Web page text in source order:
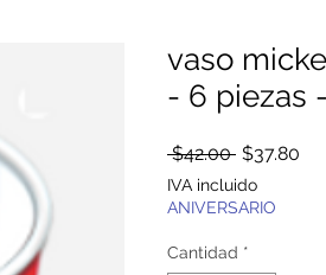
vaso
- 6 piezas
$42.00 Precio
$37.80
IVA incluido
ANIVERSARIO
Cantidad *